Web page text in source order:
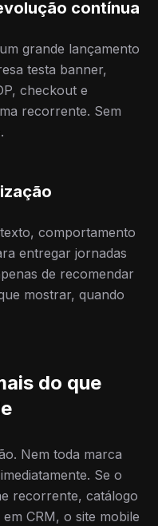
contínua
grande lançamento
testa banner,
checkout e
recorrente. Sem
comportamento
entregar jornadas
de recomendar
mostrar, quando
do que
Nem toda marca
Se o
recorrente, catálogo
CRM, o site mobile